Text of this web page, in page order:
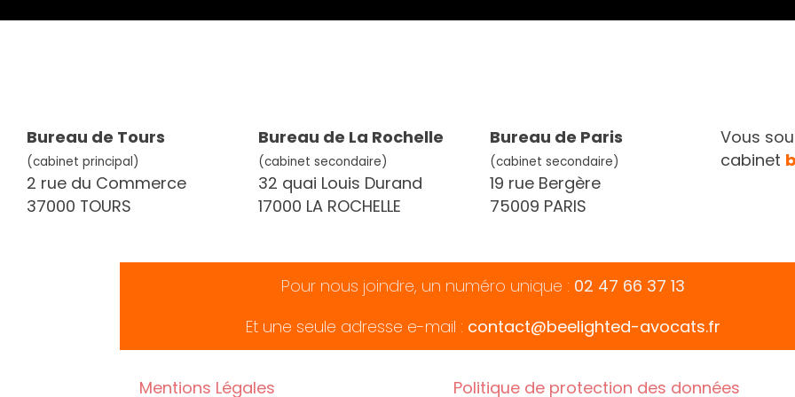
Bureau de Tours
(cabinet principal)
2 rue du Commerce
37000 TOURS
Bureau de La Rochelle
(cabinet secondaire)
32 quai Louis Durand
17000 LA ROCHELLE
Bureau de Paris
(cabinet secondaire)
19 rue Bergère
75009 PARIS
Vous
cabinet
Pour nous joindre, un numéro unique : 02 47 66 37 13
Et une seule adresse e-mail : contact@beelighted-avocats.fr
Mentions Légales Politique de protection des données